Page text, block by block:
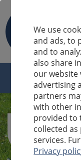
We use
and ads, to
and to
also share
our website
advertising
partners
with other
provided to
collected
services.
Privacy